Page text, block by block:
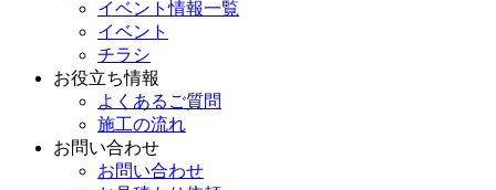
イベント情報一覧
イベント
チラシ
お役立ち情報
よくあるご質問
施工の流れ
お問い合わせ
お問い合わせ